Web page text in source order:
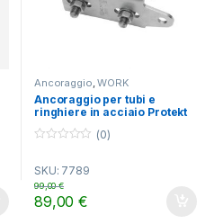
Ancoraggio,WORK
Ancoraggio per tubi e
ringhiere in acciaio Protekt
u
t
o
f
(0)
SKU: 7789
89,00€
99,00€